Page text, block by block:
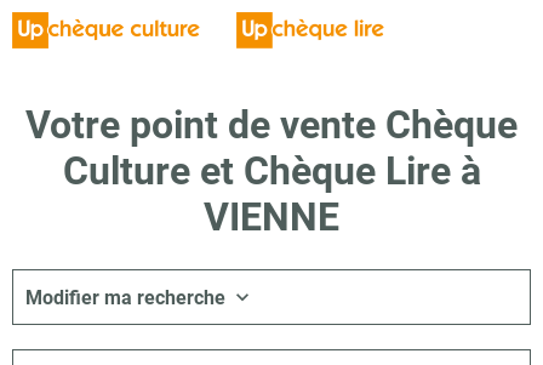
Votre point de vente Chèque
Culture et Chèque Lire à
VIENNE
Modifier ma recherche